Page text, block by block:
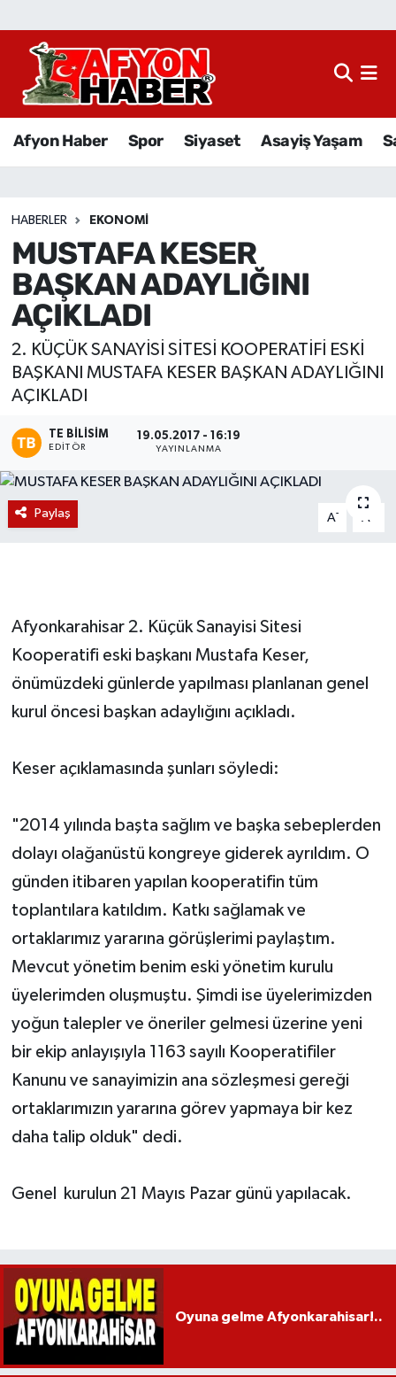
Afyon Haber Spor Siyaset Asayiş Yaşam
HABERLER EKONOMI
MUSTAFA KESER
BAŞKAN ADAYLIĞINI
AÇIKLADI
2. KÜÇÜK SANAYİSİ SİTESİ KOOPERATİFİ ESKİ
BAŞKANI MUSTAFA KESER BAŞKAN ADAYLIĞINI
AÇIKLADI
TE BILISIM
EDITÖR
19.05.2017 - 16:19
YAYINLANMA
Paylaş A- A
Afyonkarahisar 2. Küçük Sanayisi Sitesi
Kooperatifi eski başkanı Mustafa Keser,
önümüzdeki günlerde yapılması planlanan genel
kurul öncesi başkan adaylığını açıkladı.
Keser açıklamasında şunları söyledi:
"2014 yılında başta sağlım ve başka sebeplerden
dolayı olağanüstü kongreye giderek ayrıldım. O
günden itibaren yapılan kooperatifin tüm
toplantılara katıldım. Katkı sağlamak ve
ortaklarımız yararına görüşlerimi paylaştım.
Mevcut yönetim benim eski yönetim kurulu
üyelerimden oluşmuştu. Şimdi ise üyelerimizden
yoğun talepler ve öneriler gelmesi üzerine yeni
bir ekip anlayışıyla 1163 sayılı Kooperatifiler
Kanunu ve sanayimizin ana sözleşmesi gereği
ortaklarımızın yararına görev yapmaya bir kez
daha talip olduk" dedi.
Genel kurulun 21 Mayıs Pazar günü yapılacak.
Oyuna gelme Afyonkarahisar!..
Afyon Haber
Sağlık
Eğitim
Sivil Toplum
Ekonomi
Magazin
Etkinlikler